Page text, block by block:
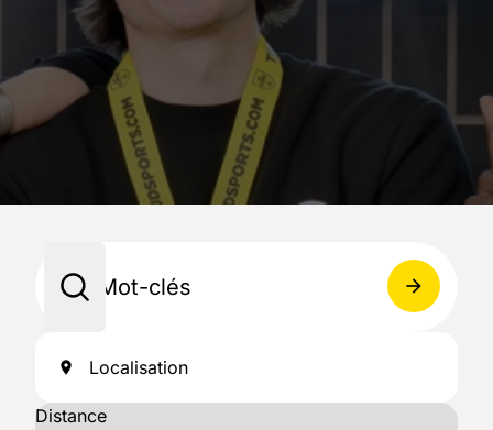
arrow_forward
location_on
Distance